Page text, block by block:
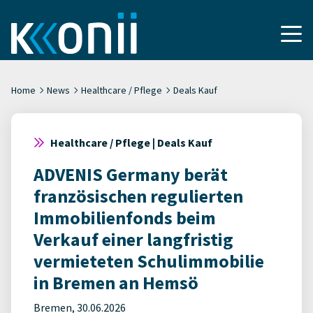
Home News Healthcare / Pflege Deals Kauf
Healthcare / Pflege | Deals Kauf
ADVENIS Germany berät
französischen regulierten
Immobilienfonds beim
Verkauf einer langfristig
vermieteten Schulimmobilie
in Bremen an Hemsö
Bremen, 30.06.2026